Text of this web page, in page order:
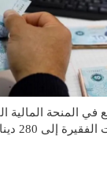
في المنحة المالية
إلى 280 دينارا